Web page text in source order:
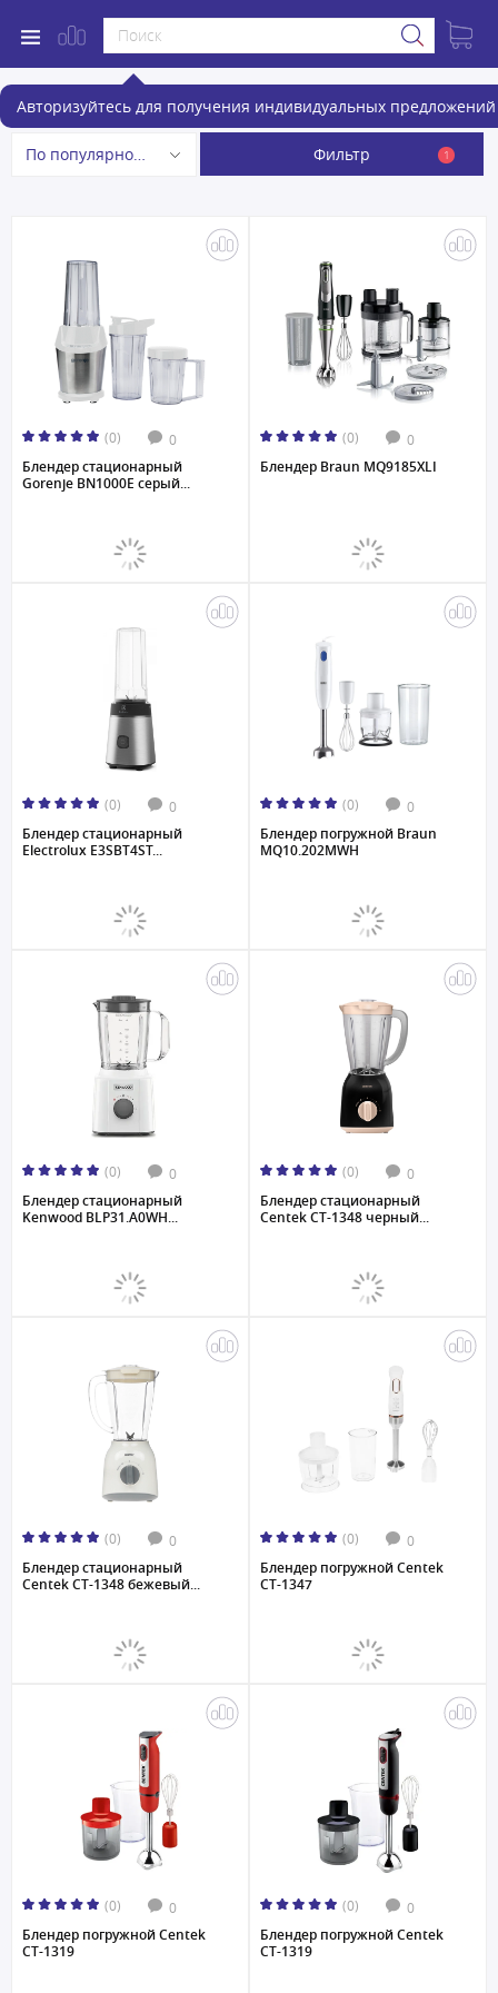
Авторизуйтесь для получения индивидуальных предложений
Блендеры
По популярности Фильтр 1
(0) 0
Блендер стационарный
Gorenje BN1000E серый...
(0) 0
Блендер Braun MQ9185XLI
(0) 0
Блендер стационарный
Electrolux E3SBT4ST...
(0) 0
Блендер погружной Braun
MQ10.202MWH
(0) 0
Блендер стационарный
Kenwood BLP31.A0WH...
(0) 0
Блендер стационарный
Centek CT-1348 черный...
(0) 0
Блендер стационарный
Centek CT-1348 бежевый...
(0) 0
Блендер погружной Centek
CT-1347
(0) 0
Блендер погружной Centek
CT-1319
(0) 0
Блендер погружной Centek
CT-1319